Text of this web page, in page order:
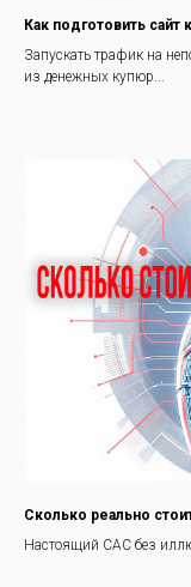
Как подготовить сайт
Запускать трафик на
из денежных купюр...
Сколько реально
Настоящий CAC без